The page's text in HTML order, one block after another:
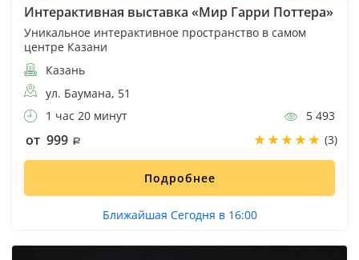
Интерактивная выставка «Мир Гарри Поттера»
Уникальное интерактивное пространство в самом
центре Казани
Казань
ул. Баумана, 51
1 час 20 минут
5 493
от 999 (3)
Подробнее
Ближайшая Сегодня в 16:00